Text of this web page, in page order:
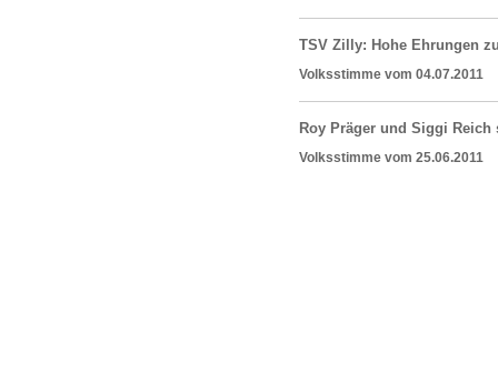
TSV Zilly: Hohe Ehrungen
Volksstimme vom
Roy Präger und Siggi
Volksstimme vom